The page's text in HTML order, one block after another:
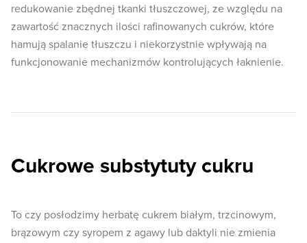
redukowanie zbędnej tkanki tłuszczowej, ze względu na
zawartość znacznych ilości rafinowanych cukrów, które
hamują spalanie tłuszczu i niekorzystnie wpływają na
funkcjonowanie mechanizmów kontrolujących łaknienie.
Cukrowe substytuty cukru
To czy posłodzimy herbatę cukrem białym, trzcinowym,
brązowym czy syropem z agawy lub daktyli nie zmienia